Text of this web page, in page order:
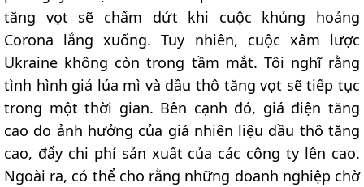
tăng vọt sẽ chấm dứt khi cuộc khủng hoảng
Corona lắng xuống. Tuy nhiên, cuộc xâm lược
Ukraine không còn trong tầm mắt. Tôi nghĩ rằng
tình hình giá lúa mì và dầu thô tăng vọt sẽ tiếp tục
trong một thời gian. Bên cạnh đó, giá điện tăng
cao do ảnh hưởng của giá nhiên liệu dầu thô tăng
cao, đẩy chi phí sản xuất của các công ty lên cao.
Ngoài ra, có thể cho rằng những doanh nghiệp chờ